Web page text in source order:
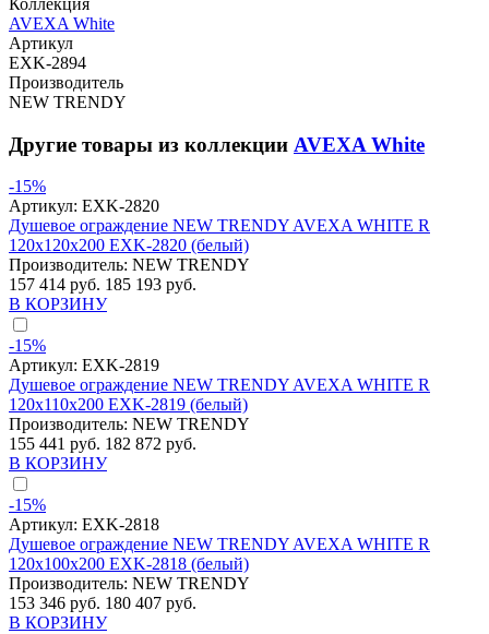
AVEXA White
Артикул
EXK-2894
Производитель
NEW TRENDY
Другие товары из коллекции AVEXA White
-15%
Артикул: EXK-2820
Душевое ограждение NEW TRENDY AVEXA WHITE R
120x120x200 EXK-2820 (белый)
Производитель: NEW TRENDY
157 414 руб. 185 193 руб.
В КОРЗИНУ
-15%
Артикул: EXK-2819
Душевое ограждение NEW TRENDY AVEXA WHITE R
120x110x200 EXK-2819 (белый)
Производитель: NEW TRENDY
155 441 руб. 182 872 руб.
В КОРЗИНУ
-15%
Артикул: EXK-2818
Душевое ограждение NEW TRENDY AVEXA WHITE R
120x100x200 EXK-2818 (белый)
Производитель: NEW TRENDY
153 346 руб. 180 407 руб.
В КОРЗИНУ